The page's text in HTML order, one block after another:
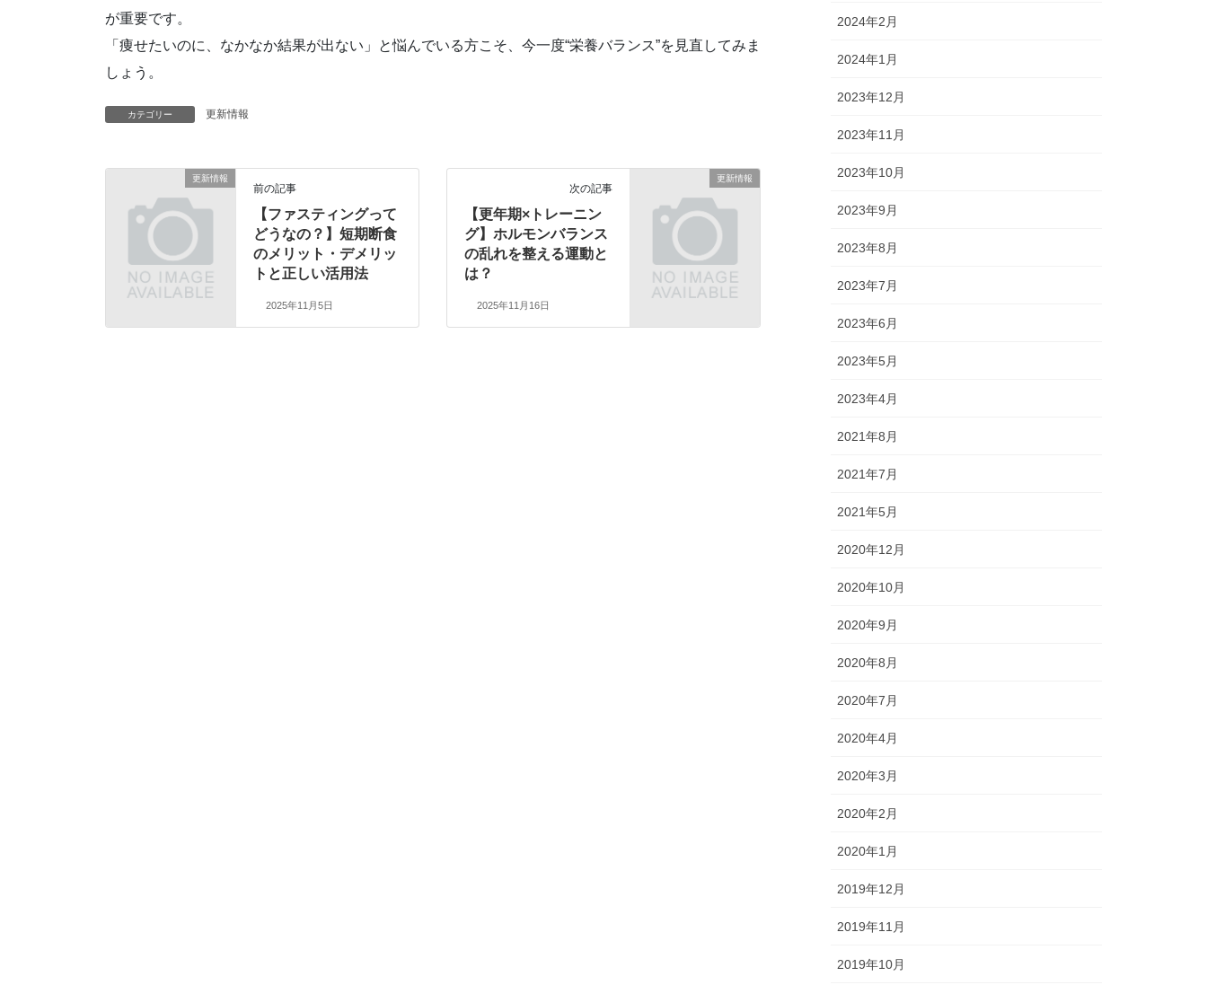
が重要です。
「痩せたいのに、なかなか結果が出ない」と悩んでいる方こそ、今一度“栄養バランス”を見直してみま
しょう。
カテゴリー 更新情報
更新情報
前の記事
【ファスティングって
どうなの？】短期断食
のメリット・デメリッ
トと正しい活用法
2025年11月5日
更新情報
次の記事
【更年期×トレーニン
グ】ホルモンバランス
の乱れを整える運動と
は？
2025年11月16日
2024年2月
2024年1月
2023年12月
2023年11月
2023年10月
2023年9月
2023年8月
2023年7月
2023年6月
2023年5月
2023年4月
2021年8月
2021年7月
2021年5月
2020年12月
2020年10月
2020年9月
2020年8月
2020年7月
2020年4月
2020年3月
2020年2月
2020年1月
2019年12月
2019年11月
2019年10月